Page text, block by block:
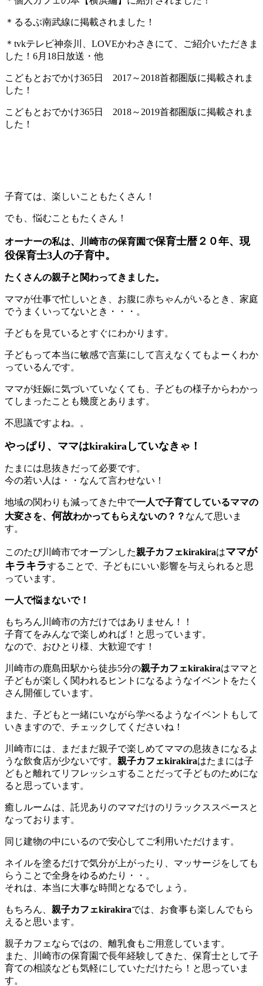
＊るるぶ南武線に掲載されました！
＊tvkテレビ神奈川、LOVEかわさきにて、ご紹介いただきま
した！6月18日放送・他
こどもとおでかけ365日 2017～2018首都圏版に掲載されま
した！
こどもとおでかけ365日 2018～2019首都圏版に掲載されま
した！
子育ては、楽しいこともたくさん！
でも、悩むこともたくさん！
オーナーの私は、川崎市の保育園で保育士暦２０年、現
役保育士3人の子育中。
たくさんの親子と関わってきました。
ママが仕事で忙しいとき、お腹に赤ちゃんがいるとき、家庭
でうまくいってないとき・・・。
子どもを見ているとすぐにわかります。
子どもって本当に敏感で言葉にして言えなくてもよーくわか
っているんです。
ママが妊娠に気づいていなくても、子どもの様子からわかっ
てしまったことも幾度とあります。
不思議ですよね。。
やっぱり、ママはkirakiraしていなきゃ！
たまには息抜きだって必要です。
今の若い人は・・なんて言わせない！
地域の関わりも減ってきた中で一人で子育てしているママの
大変さを、 何故わかってもらえないの？？ なんて思いま
す。
このたび川崎市でオープンした親子カフェkirakiraはママが
キラキラすることで、子どもにいい影響を与えられると思
っています。
一人で悩まないで！
もちろん川崎市の方だけではありません！！
子育てをみんなで楽しめれば！と思っています。
なので、おひとり様、大歓迎です！
川崎市の鹿島田駅から徒歩5分の親子カフェkirakiraはママと
子どもが楽しく関われるヒントになるようなイベントをたく
さん開催しています。
また、子どもと一緒にいながら学べるようなイベントもして
いきますので、チェックしてくださいね！
川崎市には、まだまだ親子で楽しめてママの息抜きになるよ
うな飲食店が少ないです。 親子カフェkirakiraはたまには子
どもと離れてリフレッシュすることだって子どものためにな
ると思っています。
癒しルームは、託児ありのママだけのリラックススペースと
なっております。
同じ建物の中にいるので安心してご利用いただけます。
ネイルを塗るだけで気分が上がったり、マッサージをしても
らうことで全身をゆるめたり・・。
それは、本当に大事な時間となるでしょう。
もちろん、 親子カフェkirakiraでは、お食事も楽しんでもら
えると思います。
親子カフェならではの、離乳食もご用意しています。
また、川崎市の保育園で長年経験してきた、保育士として子
育ての相談なども気軽にしていただけたら！と思っていま
す。